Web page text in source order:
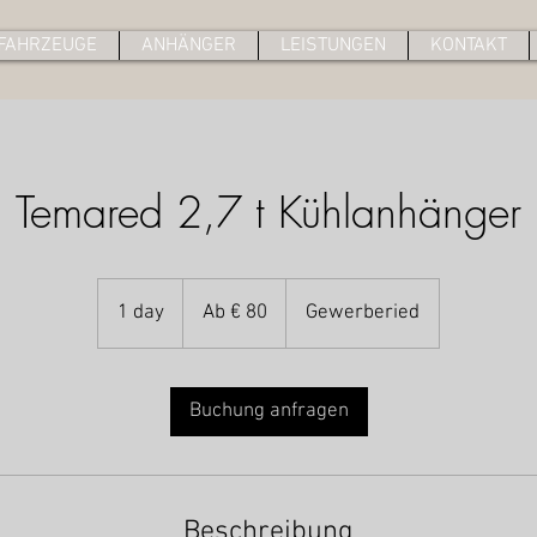
ANHÄNGER LEISTUNGEN KONTAKT
Temared 2,7 t Kühlanhänger
1 day
d
EuroAb € 80 Gewerberied
Buchung anfragen